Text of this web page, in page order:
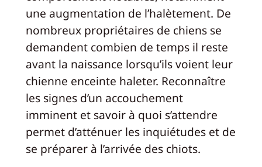
une augmentation de l’halètement. De
nombreux propriétaires de chiens se
demandent combien de temps il reste
avant la naissance lorsqu’ils voient leur
chienne enceinte haleter. Reconnaître
les signes d’un accouchement
imminent et savoir à quoi s’attendre
permet d’atténuer les inquiétudes et de
se préparer à l’arrivée des chiots.